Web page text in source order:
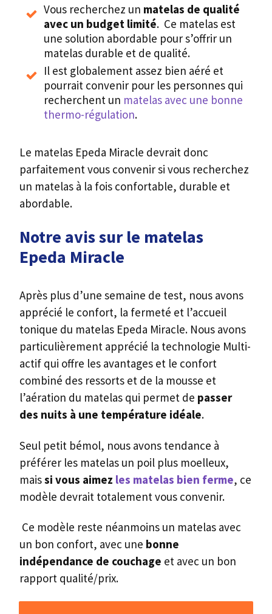
Vous recherchez un matelas de qualité
avec un budget limité. Ce matelas est
une solution abordable pour s’offrir un
matelas durable et de qualité.
Il est globalement assez bien aéré et
pourrait convenir pour les personnes qui
recherchent un matelas avec une bonne
thermo-régulation.
Le matelas Epeda Miracle devrait donc
parfaitement vous convenir si vous recherchez
un matelas à la fois confortable, durable et
abordable.
Notre avis sur le matelas
Epeda Miracle
Après plus d’une semaine de test, nous avons
apprécié le confort, la fermeté et l’accueil
tonique du matelas Epeda Miracle. Nous avons
particulièrement apprécié la technologie Multi-
actif qui offre les avantages et le confort
combiné des ressorts et de la mousse et
l’aération du matelas qui permet de passer
des nuits à une température idéale.
Seul petit bémol, nous avons tendance à
préférer les matelas un poil plus moelleux,
maissi vous aimez les matelas bien ferme, ce
modèle devrait totalement vous convenir.
Ce modèle reste néanmoins un matelas avec
un bon confort, avec une bonne
indépendance de couchage et avec un bon
rapport qualité/prix.